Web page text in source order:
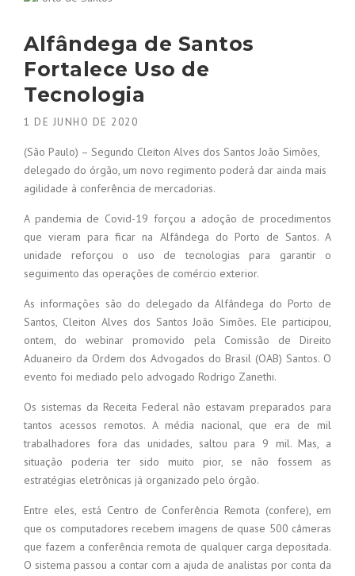
Alfândega de Santos
Fortalece Uso de
Tecnologia
1 DE JUNHO DE 2020
(São Paulo) – Segundo Cleiton Alves dos Santos João Simões,
delegado do órgão, um novo regimento poderá dar ainda mais
agilidade à conferência de mercadorias.
A pandemia de Covid-19 forçou a adoção de procedimentos
que vieram para ficar na Alfândega do Porto de Santos. A
unidade reforçou o uso de tecnologias para garantir o
seguimento das operações de comércio exterior.
As informações são do delegado da Alfândega do Porto de
Santos, Cleiton Alves dos Santos João Simões. Ele participou,
ontem, do webinar promovido pela Comissão de Direito
Aduaneiro da Ordem dos Advogados do Brasil (OAB) Santos. O
evento foi mediado pelo advogado Rodrigo Zanethi.
Os sistemas da Receita Federal não estavam preparados para
tantos acessos remotos. A média nacional, que era de mil
trabalhadores fora das unidades, saltou para 9 mil. Mas, a
situação poderia ter sido muito pior, se não fossem as
estratégias eletrônicas já organizado pelo órgão.
Entre eles, está Centro de Conferência Remota (confere), em
que os computadores recebem imagens de quase 500 câmeras
que fazem a conferência remota de qualquer carga depositada.
O sistema passou a contar com a ajuda de analistas por conta da